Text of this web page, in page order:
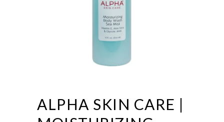
ALPHA SKIN CARE |